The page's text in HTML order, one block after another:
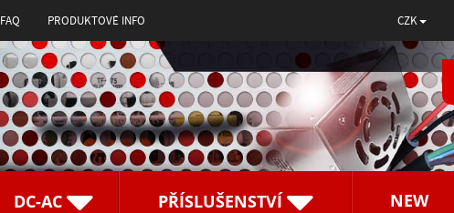
FAQ PRODUKTOVÉ INFO CZK
DC-AC PŘÍSLUŠENSTVÍ NEW